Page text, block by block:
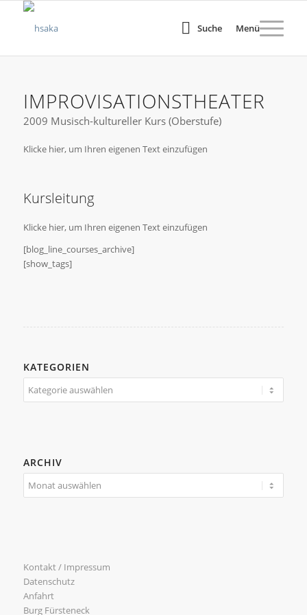
Suche Menü
IMPROVISATIONSTHEATER
2009 Musisch-kultureller Kurs (Oberstufe)
Klicke hier, um Ihren eigenen Text einzufügen
Kursleitung
Klicke hier, um Ihren eigenen Text einzufügen
[blog_line_courses_archive]
[show_tags]
KATEGORIEN
Kategorien
ARCHIV
Kontakt / Impressum
Datenschutz
Anfahrt
Burg Fürsteneck